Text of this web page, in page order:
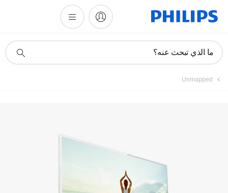
دعم
ما الذي تبحث عنه؟
Unmapped
تسجيل المنتج